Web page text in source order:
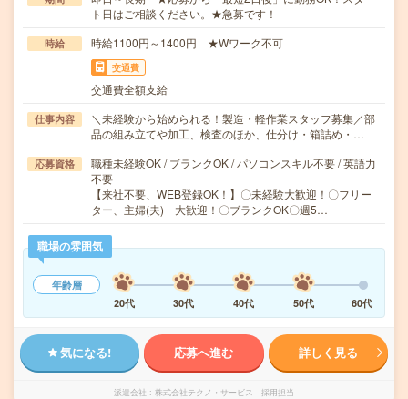
ト日はご相談ください。★急募です！
時給 時給1100円～1400円 ★Wワーク不可
交通費
交通費全額支給
仕事内容
＼未経験から始められる！製造・軽作業スタッフ募集／部
品の組み立てや加工、検査のほか、仕分け・箱詰め・…
応募資格
職種未経験OK / ブランクOK / パソコンスキル不要 / 英語力
不要
【来社不要、WEB登録OK！】〇未経験大歓迎！〇フリー
ター、主婦(夫) 大歓迎！〇ブランクOK〇週5…
職場の雰囲気
年齢層
20代
30代 40代 50代 60代
気になる! 応募へ進む 詳しく見る
派遣会社 株式会社テクノ・サービス 採用担当